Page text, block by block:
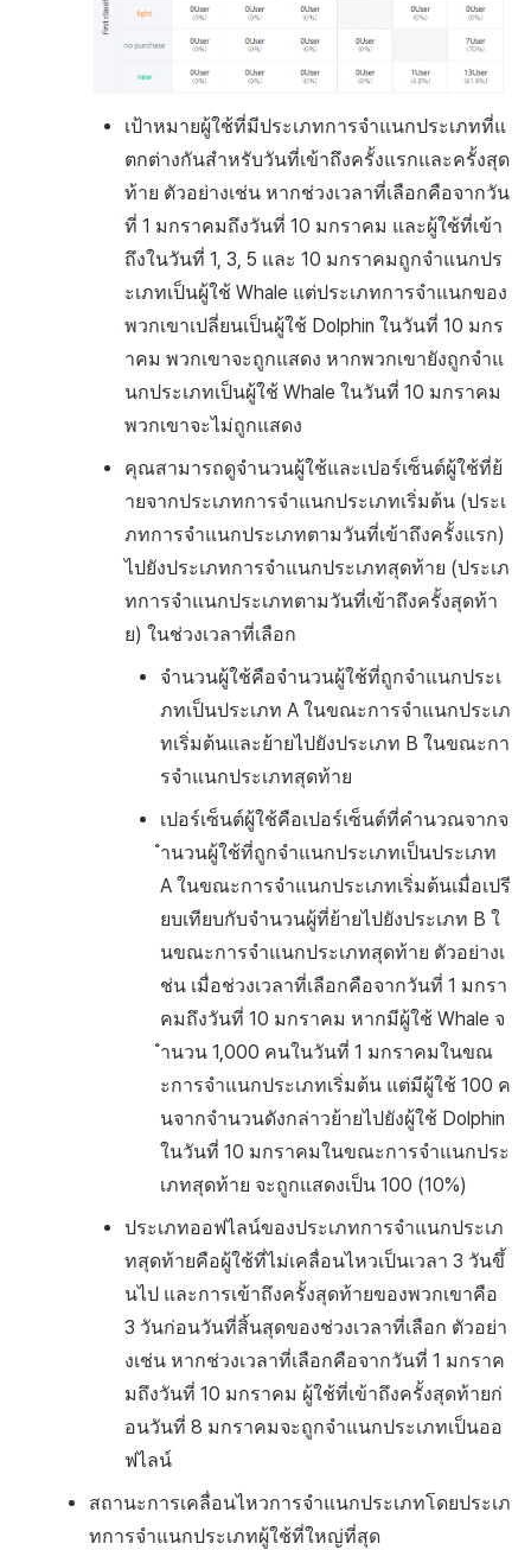
เป้าหมายผู้ใช้ที่มีประเภทการจำแนกประเภทที่แ
ตกต่างกันสำหรับวันที่เข้าถึงครั้งแรกและครั้งสุด
ท้าย ตัวอย่างเช่น หากช่วงเวลาที่เลือกคือจากวัน
ที่ 1 มกราคมถึงวันที่ 10 มกราคม และผู้ใช้ที่เข้า
ถึงในวันที่ 1, 3, 5 และ 10 มกราคมถูกจำแนกปร
ะเภทเป็นผู้ใช้ Whale แต่ประเภทการจำแนกของ
พวกเขาเปลี่ยนเป็นผู้ใช้ Dolphin ในวันที่ 10 มกร
าคม พวกเขาจะถูกแสดง หากพวกเขายังถูกจำแ
นกประเภทเป็นผู้ใช้ Whale ในวันที่ 10 มกราคม
พวกเขาจะไม่ถูกแสดง
คุณสามารถดูจำนวนผู้ใช้และเปอร์เซ็นต์ผู้ใช้ที่ย้
ายจากประเภทการจำแนกประเภทเริ่มต้น (ประเ
ภทการจำแนกประเภทตามวันที่เข้าถึงครั้งแรก)
ไปยังประเภทการจำแนกประเภทสุดท้าย (ประเภ
ทการจำแนกประเภทตามวันที่เข้าถึงครั้งสุดท้า
ย) ในช่วงเวลาที่เลือก
จำนวนผู้ใช้คือจำนวนผู้ใช้ที่ถูกจำแนกประเ
ภทเป็นประเภท Aในขณะการจำแนกประเภ
ทเริ่มต้นและย้ายไปยังประเภท B ในขณะกา
รจำแนกประเภทสุดท้าย
เปอร์เซ็นต์ผู้ใช้คือเปอร์เซ็นต์ที่คำนวณจากจ
ำนวนผู้ใช้ที่ถูกจำแนกประเภทเป็นประเภท
A ในขณะการจำแนกประเภทเริ่มต้นเมื่อเปรี
ยบเทียบกับจำนวนผู้ที่ย้ายไปยังประเภท B ใ
นขณะการจำแนกประเภทสุดท้าย ตัวอย่างเ
ช่น เมื่อช่วงเวลาที่เลือกคือจากวันที่ 1 มกรา
คมถึงวันที่ 10 มกราคม หากมีผู้ใช้ Whale จ
ำนวน 1,000 คนในวันที่ 1 มกราคมในขณ
ะการจำแนกประเภทเริ่มต้น แต่มีผู้ใช้ 100 ค
นจากจำนวนดังกล่าวย้ายไปยังผู้ใช้ Dolphin
ในวันที่ 10 มกราคมในขณะการจำแนกประ
เภทสุดท้าย จะถูกแสดงเป็น 100 (10%)
ประเภทออฟไลน์ของประเภทการจำแนกประเภ
ทสุดท้ายคือผู้ใช้ที่ไม่เคลื่อนไหวเป็นเวลา 3 วันขึ้
นไป และการเข้าถึงครั้งสุดท้ายของพวกเขาคือ
3 วันก่อนวันที่สิ้นสุดของช่วงเวลาที่เลือก ตัวอย่า
งเช่น หากช่วงเวลาที่เลือกคือจากวันที่ 1 มกราค
มถึงวันที่ 10 มกราคม ผู้ใช้ที่เข้าถึงครั้งสุดท้ายก่
อนวันที่ 8 มกราคมจะถูกจำแนกประเภทเป็นออ
ฟไลน์
สถานะการเคลื่อนไหวการจำแนกประเภทโดยประเภ
ทการจำแนกประเภทผู้ใช้ที่ใหญ่ที่สุด